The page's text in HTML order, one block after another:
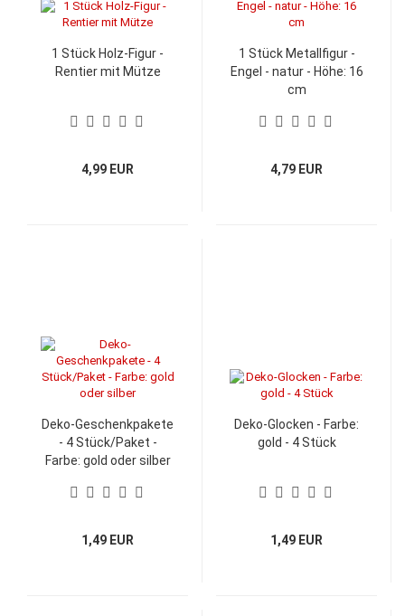
1 Stück Holz-Figur -
Rentier mit Mütze
4,99 EUR
1 Stück Metallfigur -
Engel - natur - Höhe: 16
cm
4,79 EUR
Deko-Geschenkpakete
- 4 Stück/Paket -
Farbe: gold oder silber
1,49 EUR
Deko-Glocken - Farbe:
gold - 4 Stück
1,49 EUR